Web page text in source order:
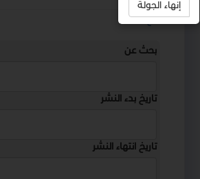
استمع
بحث عن
تاريخ بدء النشر
تاريخ انتهاء النشر
إنهاء الجولة